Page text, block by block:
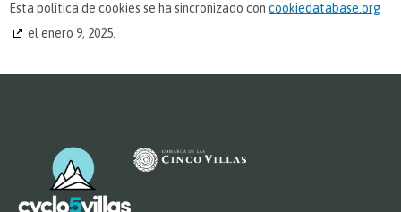
Esta política de cookies se ha sincronizado con cookiedatabase.org
el enero 9, 2025.